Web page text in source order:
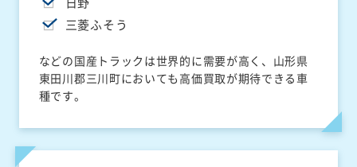
三菱ふそう
などの国産トラックは世界的に需要が高く、山形県
東田川郡三川町においても高価買取が期待できる車
種です。